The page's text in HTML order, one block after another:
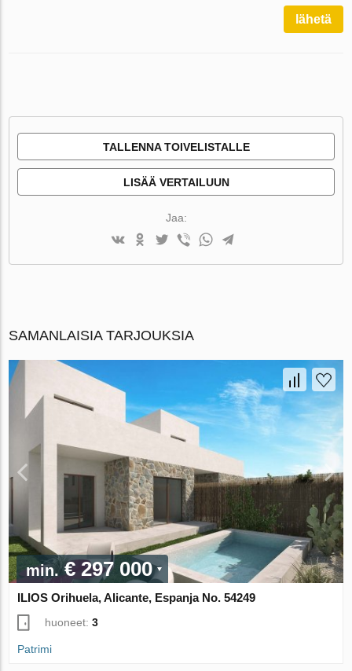
lähetä
TALLENNA TOIVELISTALLE
LISÄÄ VERTAILUUN
Jaa:
SAMANLAISIA TARJOUKSIA
min.€ 297 000
ILIOS Orihuela, Alicante, Espanja No. 54249
huoneet:3
Patrimi